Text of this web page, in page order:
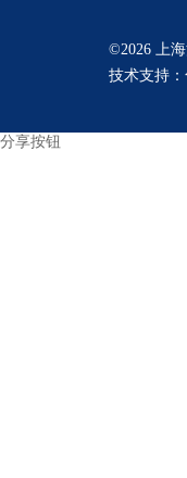
©2026 上
技术支持：
分享按钮